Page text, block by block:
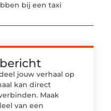
bij een taxi
jouw verhaal op
kan direct
Maak
van een